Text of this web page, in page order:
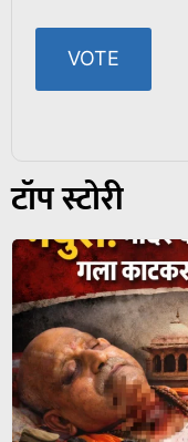
टॉप स्टोरी